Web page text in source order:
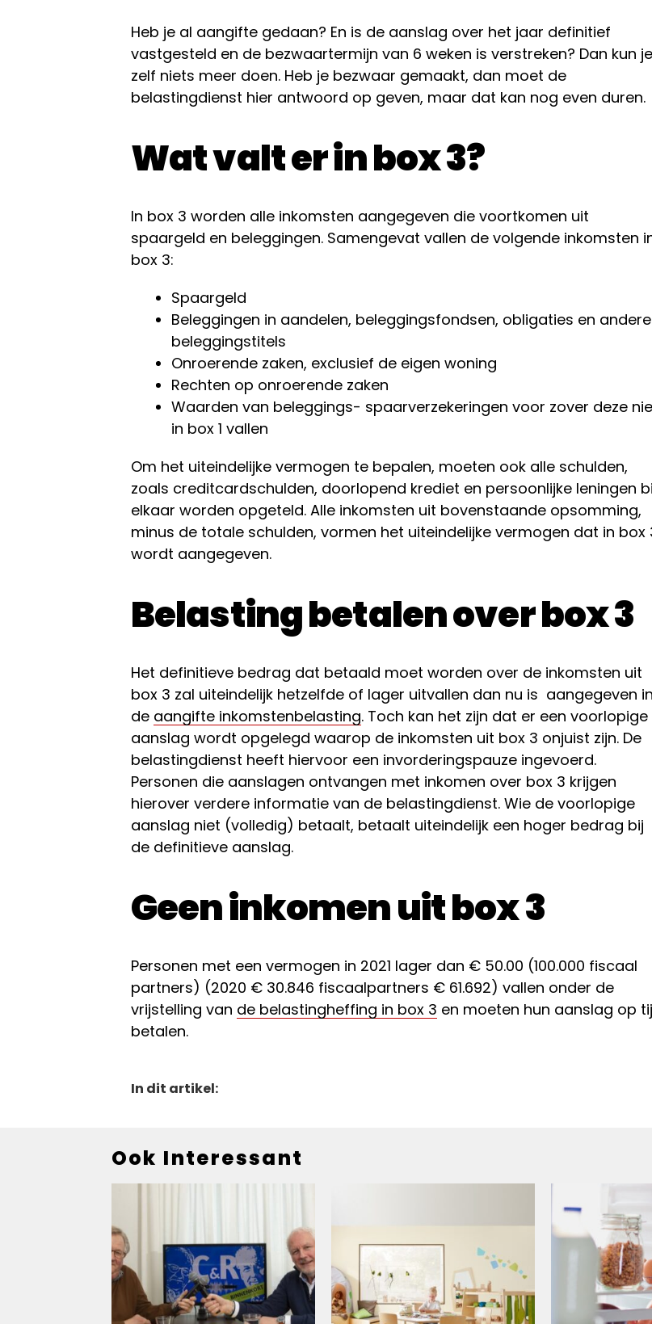
Heb je al aangifte gedaan? En is de aanslag over het jaar definitief
vastgesteld en de bezwaartermijn van 6 weken is verstreken? Dan kun je
zelf niets meer doen. Heb je bezwaar gemaakt, dan moet de
belastingdienst hier antwoord op geven, maar dat kan nog even duren.
Wat valt er in box 3?
In box 3 worden alle inkomsten aangegeven die voortkomen uit
spaargeld en beleggingen. Samengevat vallen de volgende inkomsten
box 3:
Spaargeld
Beleggingen in aandelen, beleggingsfondsen, obligaties en andere
beleggingstitels
Onroerende zaken, exclusief de eigen woning
Rechten op onroerende zaken
Waarden van beleggings- spaarverzekeringen voor zover deze
in box 1 vallen
Om het uiteindelijke vermogen te bepalen, moeten ook alle schulden,
zoals creditcardschulden, doorlopend krediet en persoonlijke leningen
elkaar worden opgeteld. Alle inkomsten uit bovenstaande opsomming,
minus de totale schulden, vormen het uiteindelijke vermogen dat in box
wordt aangegeven.
Belasting betalen over box 3
Het definitieve bedrag dat betaald moet worden over de inkomsten uit
box 3 zal uiteindelijk hetzelfde of lager uitvallen dan nu is aangegeven in
de aangifte inkomstenbelasting. Toch kan het zijn dat er een voorlopige
aanslag wordt opgelegd waarop de inkomsten uit box 3 onjuist zijn. De
belastingdienst heeft hiervoor een invorderingspauze ingevoerd.
Personen die aanslagen ontvangen met inkomen over box 3 krijgen
hierover verdere informatie van de belastingdienst. Wie de voorlopige
aanslag niet (volledig) betaalt, betaalt uiteindelijk een hoger bedrag bij
de definitieve aanslag.
Geen inkomen uit box 3
Personen met een vermogen in 2021 lager dan € 50.00 (100.000 fiscaal
partners) (2020 € 30.846 fiscaalpartners € 61.692) vallen onder de
vrijstelling van de belastingheffing in box 3 en moeten hun aanslag op
betalen.
In dit artikel:
Ook Interessant